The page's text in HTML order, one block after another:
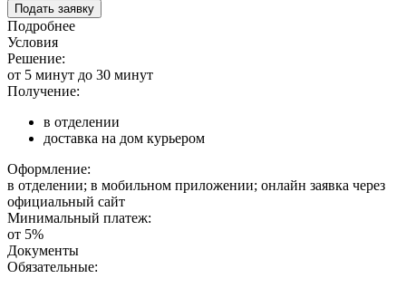
Подать заявку
Подробнее
Условия
Решение:
от 5 минут до 30 минут
Получение:
в отделении
доставка на дом курьером
Оформление:
в отделении; в мобильном приложении; онлайн заявка через
официальный сайт
Минимальный платеж:
от 5%
Документы
Обязательные: